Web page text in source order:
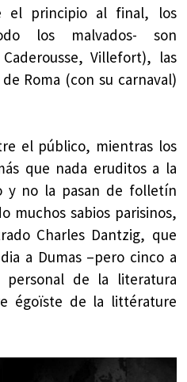
el principio al final, los
los malvados- son
Villefort), las
Roma (con su carnaval)
el público, mientras los
que nada eruditos a la
y no la pasan de folletín
muchos sabios parisinos,
Charles Dantzig, que
a Dumas –pero cinco a
personal de la literatura
égoïste de la littérature